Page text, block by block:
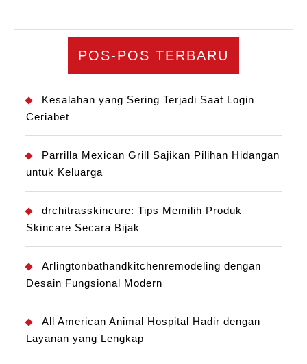
POS-POS TERBARU
Kesalahan yang Sering Terjadi Saat Login
Ceriabet
Parrilla Mexican Grill Sajikan Pilihan Hidangan
untuk Keluarga
drchitrasskincure: Tips Memilih Produk
Skincare Secara Bijak
Arlingtonbathandkitchenremodeling dengan
Desain Fungsional Modern
All American Animal Hospital Hadir dengan
Layanan yang Lengkap